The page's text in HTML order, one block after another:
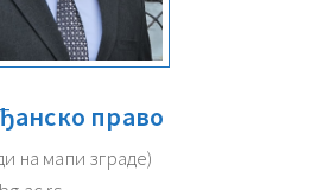
право
на мапи зграде)